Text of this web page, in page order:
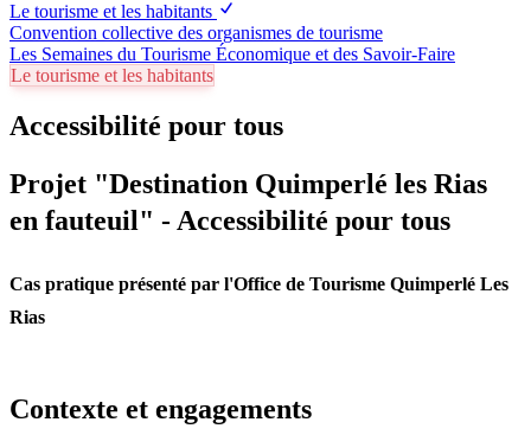
Le tourisme et les habitants
Convention collective des organismes de tourisme
Les Semaines du Tourisme Économique et des Savoir-Faire
Le tourisme et les habitants
Accessibilité pour tous
Projet "Destination Quimperlé les Rias
en fauteuil" - Accessibilité pour tous
Cas pratique présenté par l'Office de Tourisme Quimperlé Les
Rias
Contexte et engagements